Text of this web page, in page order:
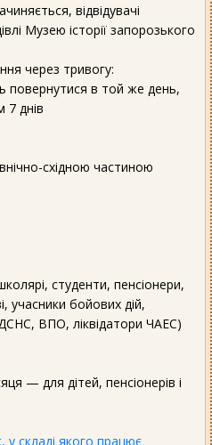
відвідувачі
Музею історії запорозького
через тривогу:
повернутися в той же день,
7 днів
східною частиною
студенти, пенсіонери,
учасники бойових дій,
ВПО, ліквідатори ЧАЕС)
— для дітей, пенсіонерів і
складі якого працює